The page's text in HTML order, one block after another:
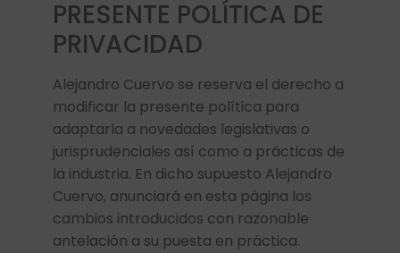
PRESENTE POLÍTICA DE
PRIVACIDAD
Alejandro Cuervo se reserva el derecho a
modificar la presente política para
adaptarla a novedades legislativas o
jurisprudenciales así como a prácticas de
la industria. En dicho supuesto Alejandro
Cuervo, anunciará en esta página los
cambios introducidos con razonable
antelación a su puesta en práctica.